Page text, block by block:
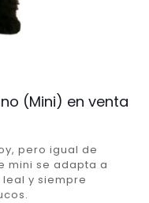
(Mini) en venta
pero igual de
mini se adapta a
y siempre